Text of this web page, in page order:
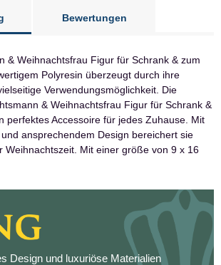
Bewertungen
& Weihnachtsfrau Figur für Schrank & zum
Polyresin überzeugt durch ihre
Verwendungsmöglichkeit. Die
& Weihnachtsfrau Figur für Schrank &
perfektes Accessoire für jedes Zuhause. Mit
ansprechendem Design bereichert sie
Weihnachtszeit. Mit einer größe von 9 x 16
Design und luxuriöse Materialien